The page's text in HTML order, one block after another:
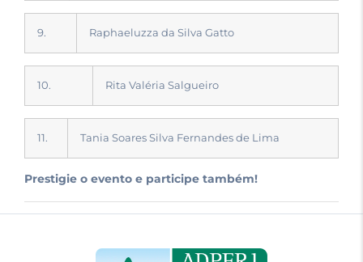
9. Raphaeluzza da Silva Gatto
10. Rita Valéria Salgueiro
11. Tania Soares Silva Fernandes de Lima
Prestigie o evento e participe também!